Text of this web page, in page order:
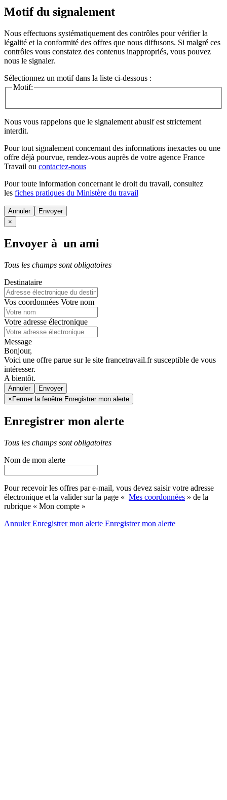
Motif du signalement
Nous effectuons systématiquement des contrôles pour vérifier la
légalité et la conformité des offres que nous diffusons. Si malgré ces
contrôles vous constatez des contenus inappropriés, vous pouvez
nous le signaler.
Sélectionnez un motif dans la liste ci-dessous :
Motif:
Nous vous rappelons que le signalement abusif est strictement
interdit.
Pour tout signalement concernant des informations inexactes ou une
offre déjà pourvue, rendez-vous auprès de votre agence France
Travail ou contactez-nous
Pour toute information concernant le droit du travail, consultez
les fiches pratiques du Ministère du travail
Annuler
×
Envoyer à un ami
Tous les champs sont obligatoires
Destinataire
Vos coordonnées Votre nom
Votre adresse électronique
Message
Bonjour,
Voici une offre parue sur le site francetravail.fr susceptible de vous
intéresser.
A bientôt.
Annuler
× Fermer la fenêtre Enregistrer mon alerte
Enregistrer mon alerte
Tous les champs sont obligatoires
Nom de mon alerte
Pour recevoir les offres par e-mail, vous devez saisir votre adresse
électronique et la valider sur la page « Mes coordonnées » de la
rubrique « Mon compte »
AnnulerEnregistrer mon alerte Enregistrermon alerte